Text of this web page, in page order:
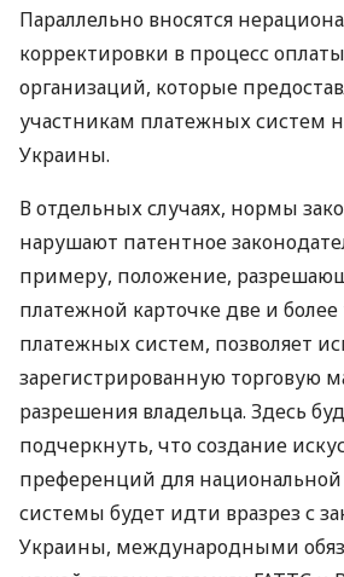
Параллельно вносятся
корректировки в процесс
организаций, которые
участникам платежных систем
Украины.
В отдельных случаях, нормы
нарушают патентное
примеру, положение,
платежной карточке две и
платежных систем, позволяет
зарегистрированную торговую
разрешения владельца. Здесь
подчеркнуть, что создание
преференций для
системы будет идти вразрез с
Украины, международными